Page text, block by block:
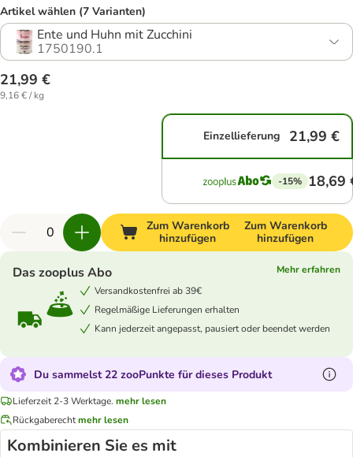
Artikel wählen (7 Varianten)
Ente und Huhn mit Zucchini
1750190.1
21,99 €
9,16 € / kg
Einzellieferung 21,99 €
-15% 18,69
Zum Warenkorb
hinzufügen
Zum Warenkorb
hinzufügen
Das zooplus Abo
Mehr erfahren
Versandkostenfrei ab 39€
Regelmäßige Lieferungen erhalten
Kann jederzeit angepasst, pausiert oder beendet werden
Du sammelst 22 zooPunkte für dieses Produkt
Lieferzeit 2-3 Werktage. mehr lesen
Rückgaberechtmehr lesen
Kombinieren Sie es mit